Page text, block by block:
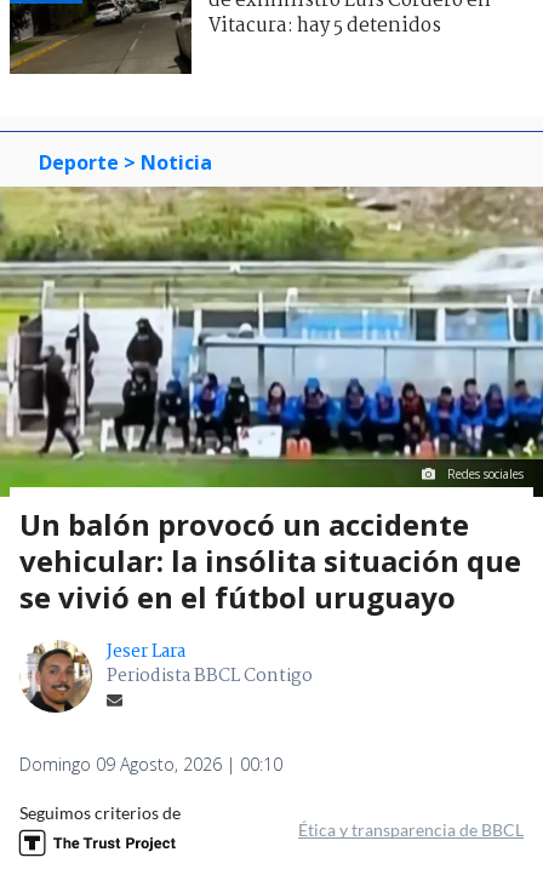
Vitacura: hay 5 detenidos
Deporte > Noticia
Redes sociales
Un balón provocó un accidente
vehicular: la insólita situación que
se vivió en el fútbol uruguayo
Jeser Lara
Periodista BBCL Contigo
Domingo 09 Agosto, 2026 | 00:10
Seguimos criterios de
Ética y transparencia de BBCL